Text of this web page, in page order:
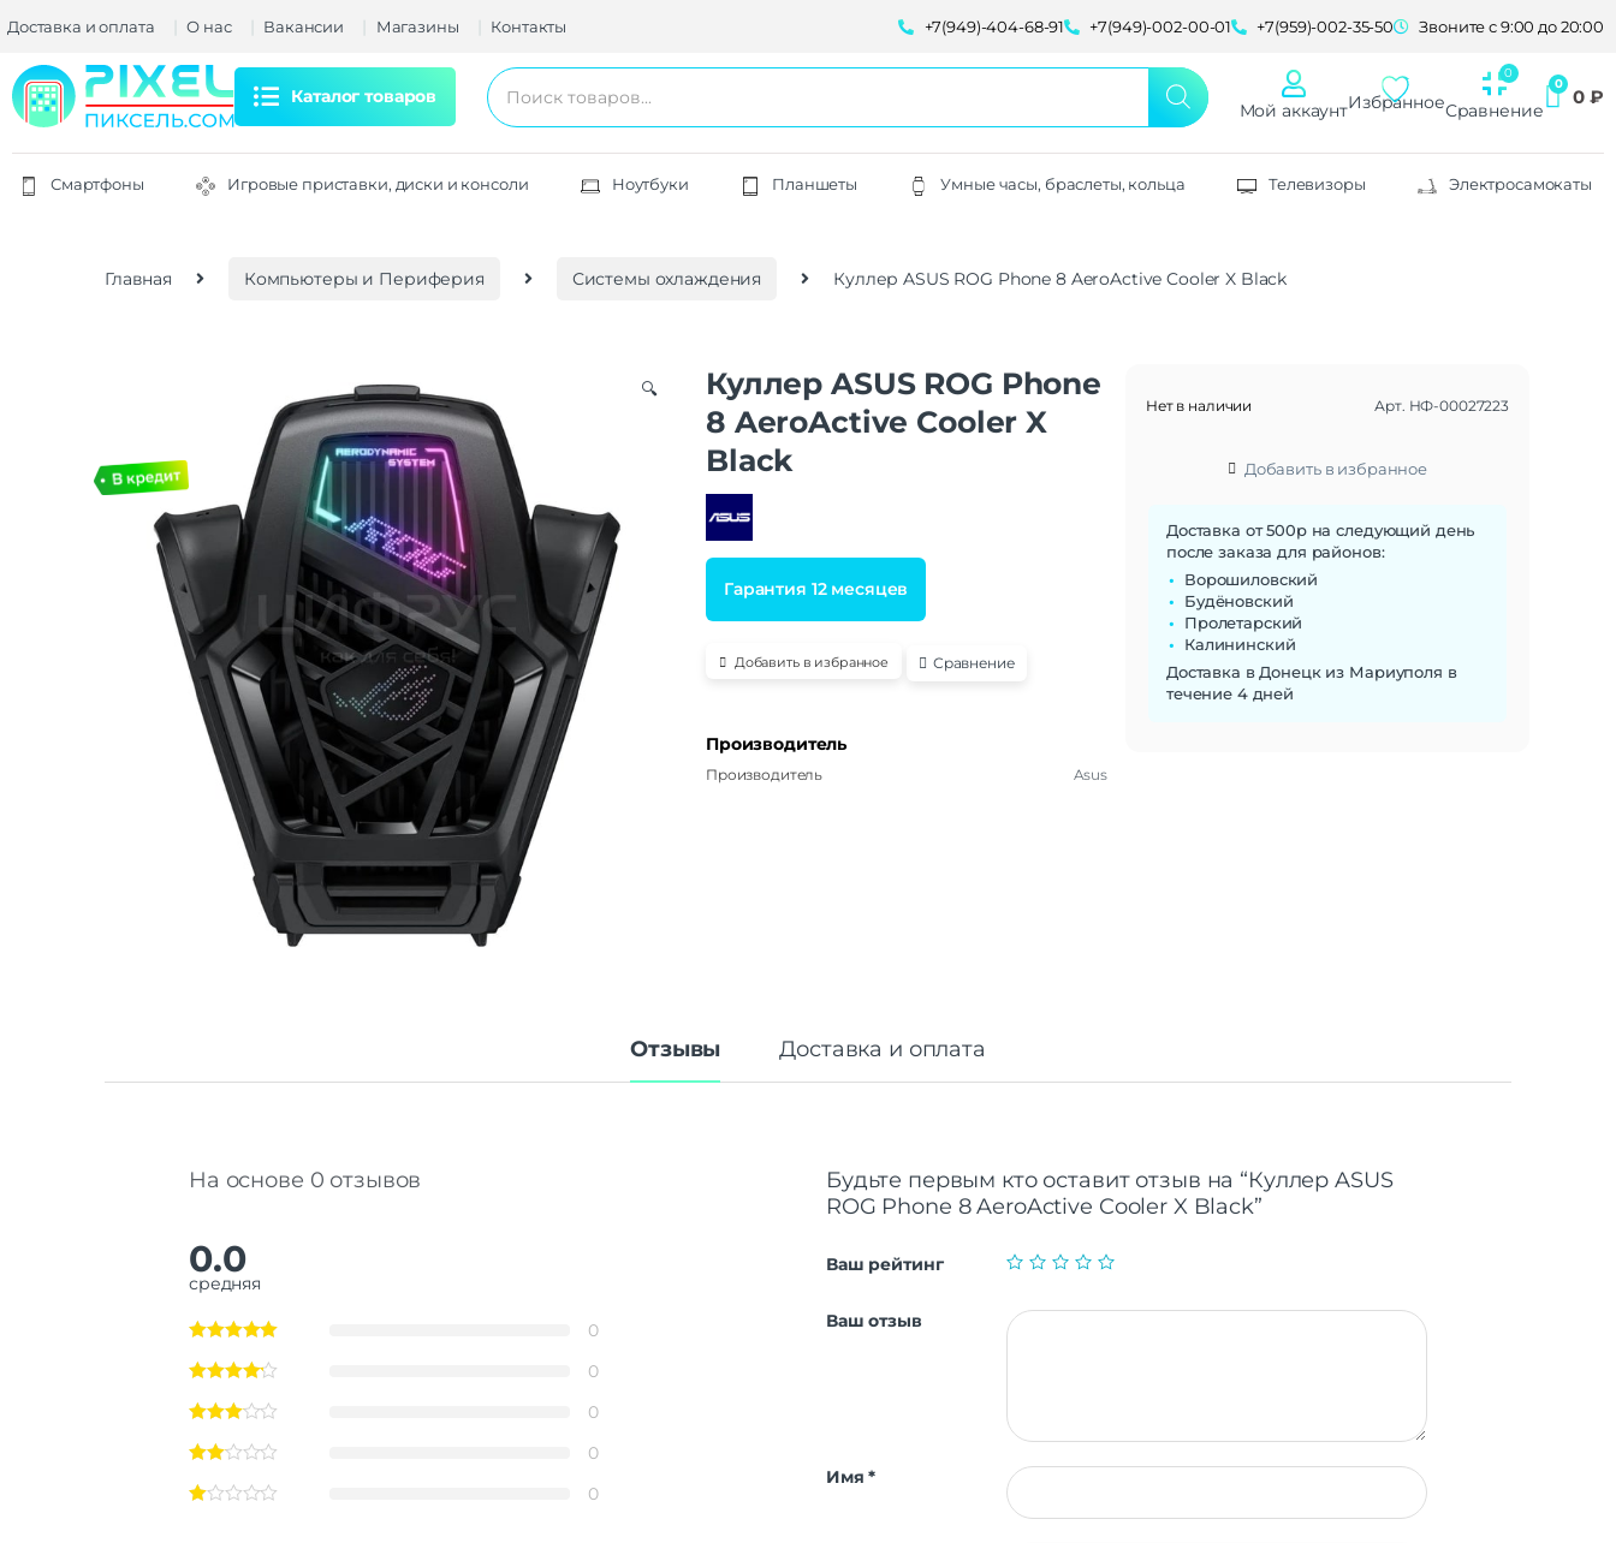
Доставка и оплата О нас Вакансии Магазины Контакты +7(949)-404-68-91 +7(949)-002-00-01 +7(959)-002-35-50 Звоните с 9:00 до 20:00
Каталог товаров
Мой аккаунтИзбранноеСравнение
0 ₽
Смартфоны Игровые приставки, диски и консоли Ноутбуки Планшеты Умные часы, браслеты, кольца Телевизоры Электросамокаты
Главная Компьютеры и Периферия Системы охлаждения Куллер ASUS ROG Phone 8 AeroActive Cooler X Black
🔍
Куллер ASUS ROG Phone
8 AeroActive Cooler X
Black
Гарантия 12 месяцев
Добавить в избранное Сравнение
Производитель
Производитель Asus
Нет в наличии Арт. НФ-00027223
Добавить в избранное
Доставка от 500р на следующий день
после заказа для районов:
Ворошиловский
Будёновский
Пролетарский
Калининский
Доставка в Донецк из Мариуполя в
течение 4 дней
Отзывы Доставка и оплата
На основе 0 отзывов
0.0
средняя
0
0
0
0
0
Будьте первым кто оставит отзыв на “Куллер ASUS
ROG Phone 8 AeroActive Cooler X Black”
Ваш рейтинг
Ваш отзыв
Имя*